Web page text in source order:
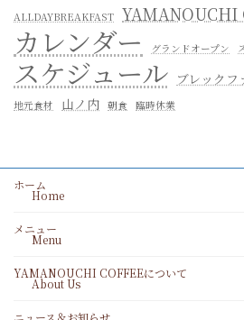
ALLDAYBREAKFAST YAMANOUCHI
カレンダー グランドオープン
スケジュール ブレックフ
地元食材 山ノ内 朝食 臨時休業
ホーム
Home
メニュー
Menu
YAMANOUCHI COFFEEについて
About Us
ニュース＆お知らせ